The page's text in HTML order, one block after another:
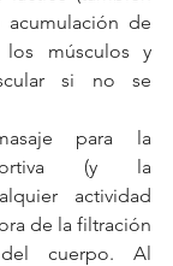
acumulación de
músculos y
si no se
para la
(y la
actividad
de la filtración
cuerpo. Al